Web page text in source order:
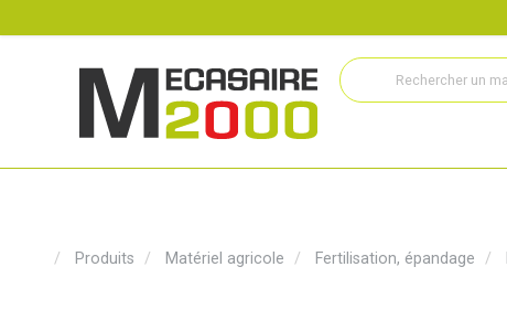
Produits Matériel agricole Fertilisation, épandage